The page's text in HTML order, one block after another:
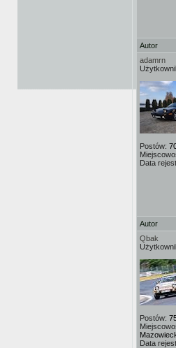
Autor
adamrn
Postów:
Data
Autor
Qbak
Postów:
Data